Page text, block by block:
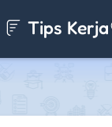
Tips Kerja